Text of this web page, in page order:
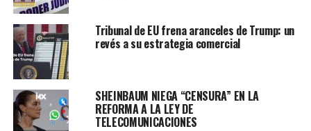
Tribunal de EU frena aranceles de Trump: un
revés a su estrategia comercial
SHEINBAUM NIEGA “CENSURA” EN LA
REFORMA A LA LEY DE
TELECOMUNICACIONES